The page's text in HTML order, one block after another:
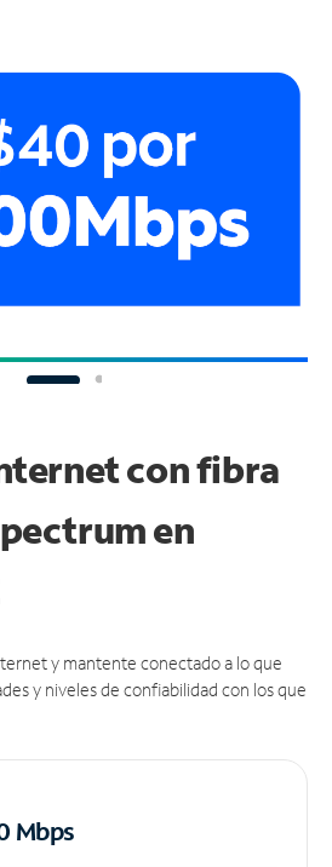
con fibra
en
y mantente conectado a lo que
y niveles de confiabilidad con los que
Mbps